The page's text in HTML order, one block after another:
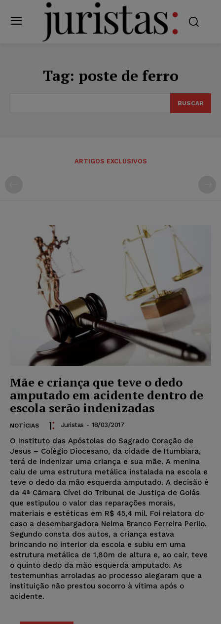
Tag: poste de ferro
BUSCAR
ARTIGOS EXCLUSIVOS
Mãe e criança que teve o dedo
amputado em acidente dentro de
escola serão indenizadas
NOTÍCIAS Juristas - 18/03/2017
O Instituto das Apóstolas do Sagrado Coração de
Jesus – Colégio Diocesano, da cidade de Itumbiara,
terá de indenizar uma criança e sua mãe. A menina
caiu de uma estrutura metálica instalada na escola e
teve o dedo da mão esquerda amputado. A decisão é
da 4ª Câmara Cível do Tribunal de Justiça de Goiás
que estipulou o valor das reparações morais,
materiais e estéticas em R$ 45,4 mil. Foi relatora do
caso a desembargadora Nelma Branco Ferreira Perilo.
Segundo consta dos autos, a criança estava
brincando no interior da escola e subiu em uma
estrutura metálica de 1,80m de altura e, ao cair, teve
o quinto dedo da mão esquerda amputado. As
testemunhas arroladas ao processo alegaram que a
instituição não prestou socorro à vítima após o
acidente.